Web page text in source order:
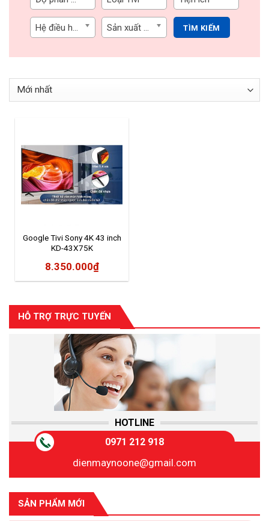
Quạt điều hòa
Hệ điều hành Sản xuất tại TÌM KIẾM
Google Tivi Sony 4K 43 inch
KD-43X75K
8.350.000₫
HỖ TRỢ TRỰC TUYẾN
HOTLINE
0971 212 918
dienmaynoone@gmail.com
SẢN PHẨM MỚI